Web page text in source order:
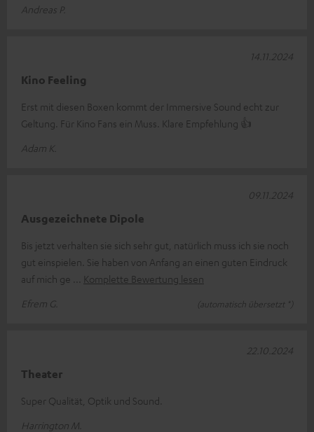
Andreas P.
Kino Feeling
Erst mit diesen Boxen kommt der Immersive Sound echt zur
Geltung. Für Kino Fans ein Muss. Klare Empfehlung 👍
Adam K.
14.11.2024
Ausgezeichnete Dipole
Bis jetzt verhalten sie sich sehr gut, natürlich muss ich sie noch
gut einspielen. Sie haben von Anfang an einen guten Eindruck
auf mich ge
Komplette Bewertung lesen
Efrem G.
(automatisch übersetzt *)
09.11.2024
Theater
Super Qualität, Optik und Sound.
Harrington M.
22.10.2024